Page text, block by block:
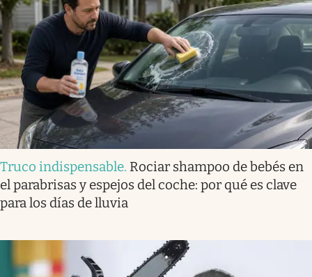
Truco indispensable. Rociar shampoo de bebés en
el parabrisas y espejos del coche: por qué es clave
para los días de lluvia